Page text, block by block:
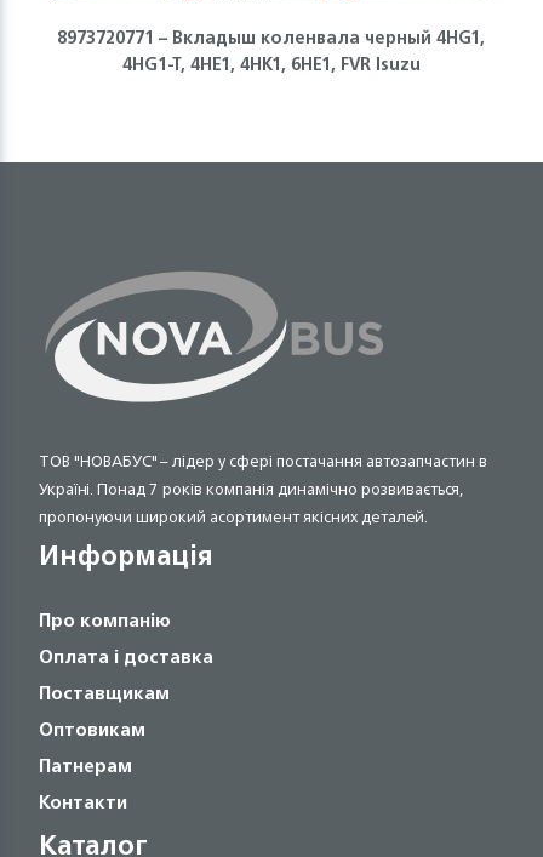
8973720771 – Вкладыш коленвала черный 4HG1,
4HG1-T, 4HE1, 4HK1, 6НЕ1, FVR Isuzu
ТОВ "НОВАБУС" – лідер у сфері постачання автозапчастин в
Україні. Понад 7 років компанія динамічно розвивається,
пропонуючи широкий асортимент якісних деталей.
Информація
Про компанію
Оплата і доставка
Поставщикам
Оптовикам
Патнерам
Контакти
Каталог